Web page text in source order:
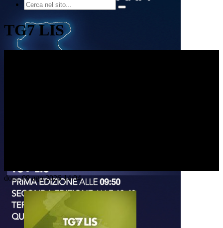
TG7 LIS
dom, 09 ago 2026 14:04